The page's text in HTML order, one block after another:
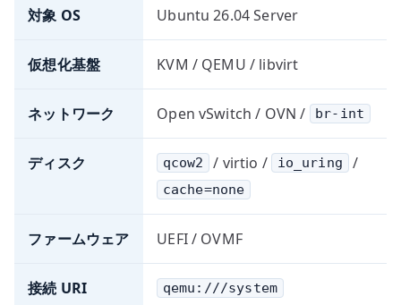
対象 OS Ubuntu 26.04 Server
仮想化基盤 KVM / QEMU / libvirt
ネットワーク Open vSwitch / OVN / br-int
ディスク qcow2 / virtio / io_uring /
cache=none
ファームウェア UEFI / OVMF
接続 URI qemu:///system